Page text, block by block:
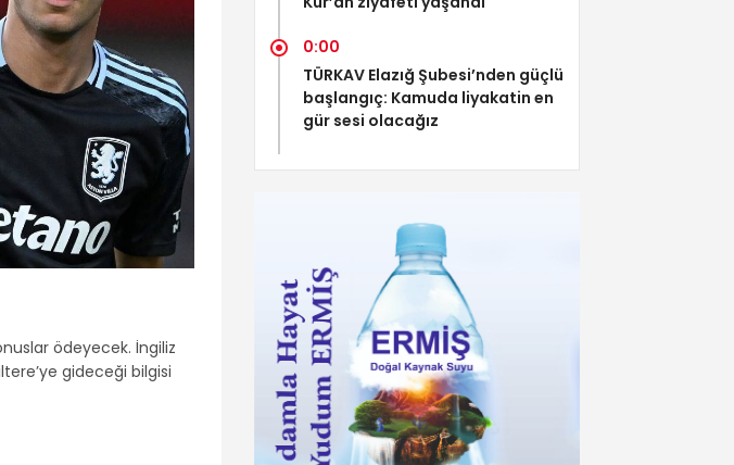
ödeyecek. İngiliz
gideceği bilgisi
0:00
TÜRKAV Elazığ Şubesi’nden güçlü
başlangıç: Kamuda liyakatin en
gür sesi olacağız